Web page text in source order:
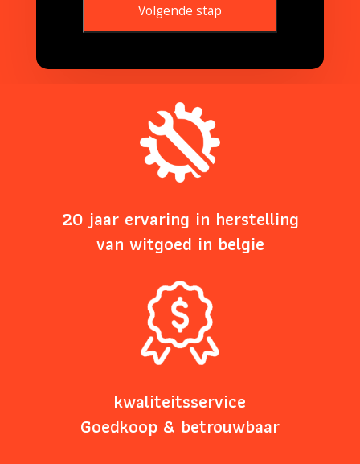
Volgende stap
field
20 jaar ervaring in herstelling
van witgoed in belgie
kwaliteitsservice
Goedkoop & betrouwbaar